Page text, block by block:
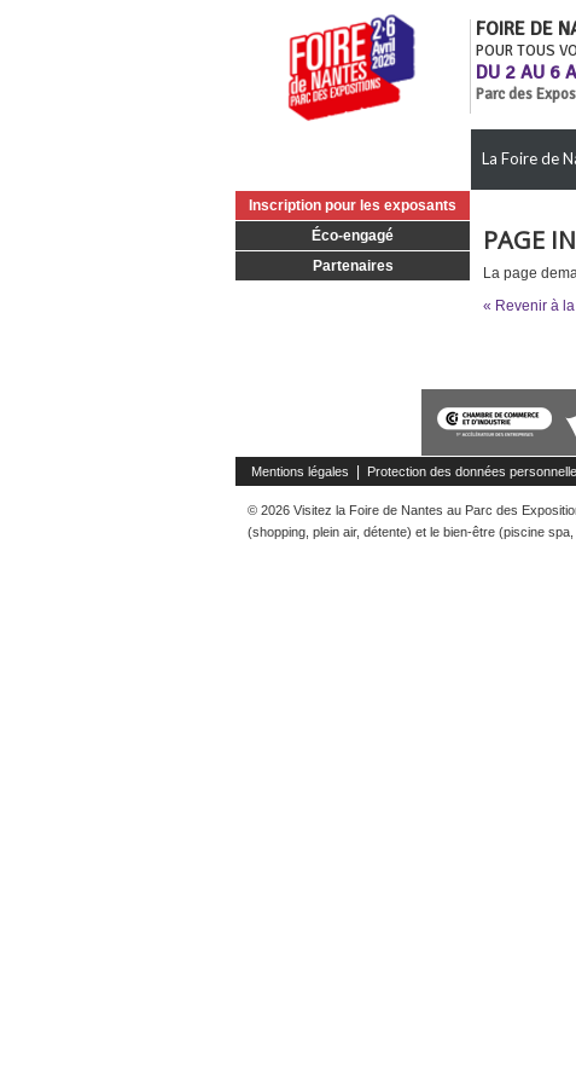
FOIRE DE
POUR TOUS
DU 2 AU 6
Parc des
La Foire de
Inscription pour les exposants
Éco-engagé
Partenaires
PAGE
La page
« Revenir à la
Mentions légales Protection des données
© 2026 Visitez la Foire de Nantes au Parc des
(shopping, plein air, détente) et le bien-être (piscine